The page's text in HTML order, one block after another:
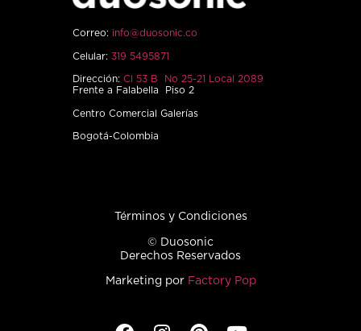
Correo: info@duosonic.co
Celular: 319 5495871
Dirección: Cl 53 B No 25-21 Local 2089
Frente a Falabella Piso 2
Centro Comercial Galerías
Bogotá-Colombia
Términos y Condiciones
© Duosonic
Derechos Reservados
Marketing por Factory Pop